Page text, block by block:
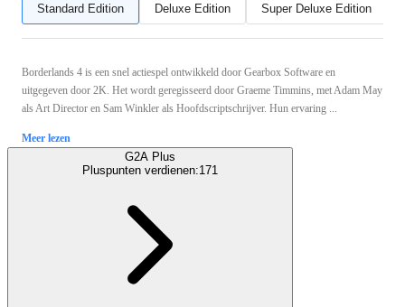
Standard Edition Deluxe Edition Super Deluxe Edition
Borderlands 4 is een snel actiespel ontwikkeld door Gearbox Software en
uitgegeven door 2K. Het wordt geregisseerd door Graeme Timmins, met Adam May
als Art Director en Sam Winkler als Hoofdscriptschrijver. Hun ervaring ...
Meer lezen
G2A Plus
Pluspunten verdienen:171